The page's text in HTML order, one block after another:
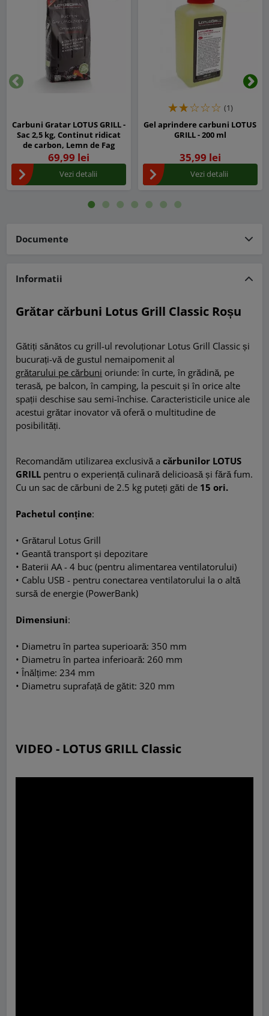
Carbuni Gratar LOTUS GRILL -
Sac 2,5 kg, Continut ridicat
de carbon, Lemn de Fag
69,99 lei
Vezi detalii
(1)
Gel aprindere carbuni LOTUS
GRILL - 200 ml
35,99 lei
Vezi detalii
Documente
Informatii
Grătar cărbuni Lotus Grill Classic Roșu
Gătiți sănătos cu grill-ul revoluționar Lotus Grill Classic și
bucurați-vă de gustul nemaipomenit al
grătarului pe cărbuni oriunde: în curte, în grădină, pe
terasă, pe balcon, în camping, la pescuit și în orice alte
spații deschise sau semi-închise. Caracteristicile unice ale
acestui grătar inovator vă oferă o multitudine de
posibilități.
Recomandăm utilizarea exclusivă acărbunilor LOTUS
GRILL pentru o experiență culinară delicioasă și fără fum.
Cu un sac de cărbuni de 2.5 kg puteți găti de 15 ori.
Pachetul conține:
• Grătarul Lotus Grill
• Geantă transport și depozitare
• Baterii AA - 4 buc (pentru alimentarea ventilatorului)
• Cablu USB - pentru conectarea ventilatorului la o altă
sursă de energie (PowerBank)
Dimensiuni:
• Diametru în partea superioară: 350 mm
• Diametru în partea inferioară: 260 mm
• Înălțime: 234 mm
• Diametru suprafață de gătit: 320 mm
VIDEO - LOTUS GRILL Classic